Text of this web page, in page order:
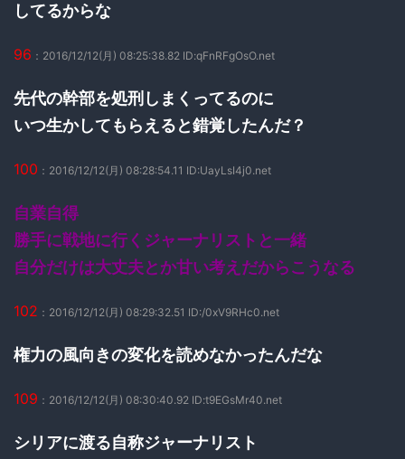
してるからな
96 ：2016/12/12(月) 08:25:38.82 ID:qFnRFgOsO.net
先代の幹部を処刑しまくってるのに
いつ生かしてもらえると錯覚したんだ？
100 ：2016/12/12(月) 08:28:54.11 ID:UayLsI4j0.net
自業自得
勝手に戦地に行くジャーナリストと一緒
自分だけは大丈夫とか甘い考えだからこうなる
102 ：2016/12/12(月) 08:29:32.51 ID:/0xV9RHc0.net
権力の風向きの変化を読めなかったんだな
109 ：2016/12/12(月) 08:30:40.92 ID:t9EGsMr40.net
シリアに渡る自称ジャーナリスト